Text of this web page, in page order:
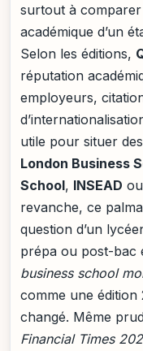
surtout à comparer
académique d’un
Selon les éditions,
réputation
employeurs,
utile pour situer
London Business
School, INSEAD ou
revanche, ce
question d’un
prépa ou post-bac
business school
comme une
changé. Même
Financial Times